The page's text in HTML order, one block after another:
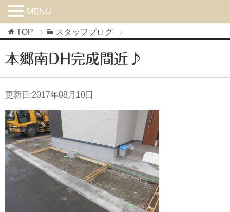
TOP スタッフブログ
本郷南DH完成間近♪
更新日:2017年08月10日
MENU